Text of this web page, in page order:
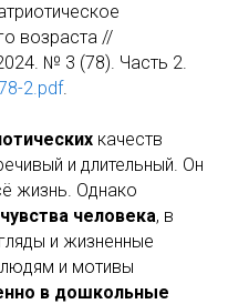
возраста //
№ 3 (78). Часть 2.
2.pdf.
качеств
и длительный. Он
жизнь. Однако
чувства человека, в
и жизненные
и мотивы
в дошкольные